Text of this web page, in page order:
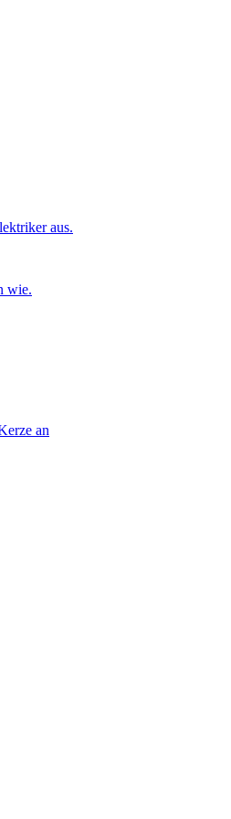
aus.
wie.
an